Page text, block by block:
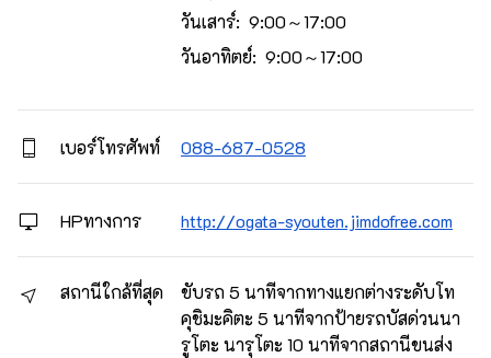
วันเสาร์: 9:00～17:00
วันอาทิตย์: 9:00～17:00
เบอร์โทรศัพท์ 088-687-0528
HPทางการ http://ogata-syouten.jimdofree.com
สถานีใกล้ที่สุด
ขับรถ 5 นาทีจากทางแยกต่างระดับโท
คุชิมะคิตะ 5 นาทีจากป้ายรถบัสด่วนนา
รูโตะ นารุโตะ 10 นาทีจากสถานีขนส่ง